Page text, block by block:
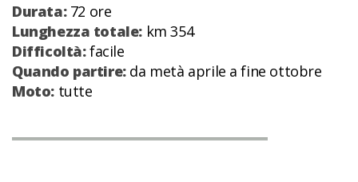
Durata: 72 ore
Lunghezza totale: km 354
Difficoltà:facile
Quando partire: da metà aprile a fine ottobre
Moto: tutte